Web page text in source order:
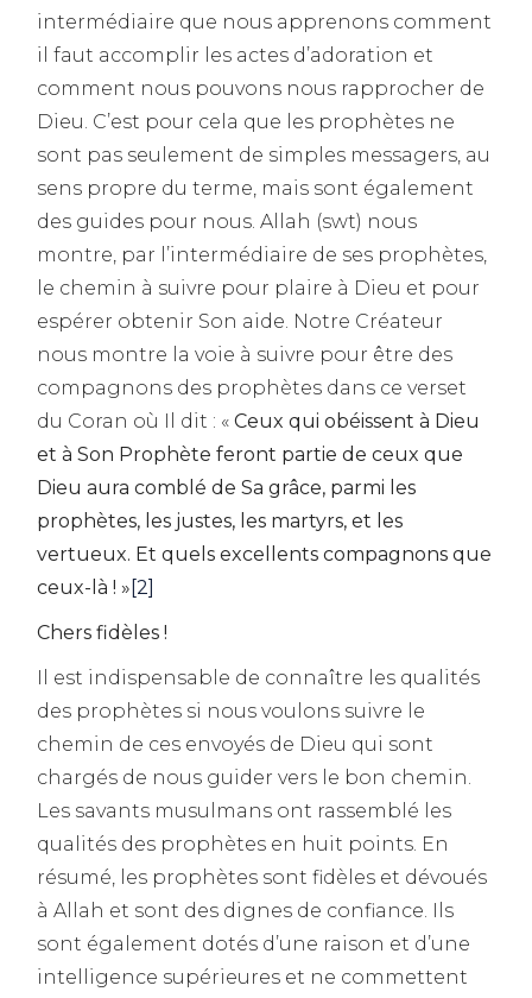
intermédiaire que nous apprenons comment
il faut accomplir les actes d’adoration et
comment nous pouvons nous rapprocher de
Dieu. C’est pour cela que les prophètes ne
sont pas seulement de simples messagers, au
sens propre du terme, mais sont également
des guides pour nous. Allah (swt) nous
montre, par l’intermédiaire de ses prophètes,
le chemin à suivre pour plaire à Dieu et pour
espérer obtenir Son aide. Notre Créateur
nous montre la voie à suivre pour être des
compagnons des prophètes dans ce verset
du Coran où Il dit : «Ceux qui obéissent à Dieu
et à Son Prophète feront partie de ceux que
Dieu aura comblé de Sa grâce, parmi les
prophètes, les justes, les martyrs, et les
vertueux. Et quels excellents compagnons que
ceux-là ! » [2]
Chers fidèles !
Il est indispensable de connaître les qualités
des prophètes si nous voulons suivre le
chemin de ces envoyés de Dieu qui sont
chargés de nous guider vers le bon chemin.
Les savants musulmans ont rassemblé les
qualités des prophètes en huit points. En
résumé, les prophètes sont fidèles et dévoués
à Allah et sont des dignes de confiance. Ils
sont également dotés d’une raison et d’une
intelligence supérieures et ne commettent